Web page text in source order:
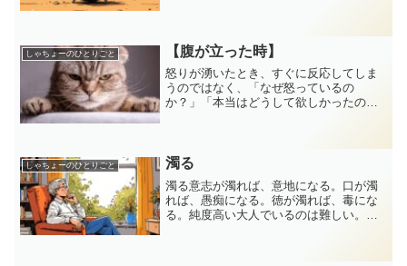
急に見られなくなったら、全身全霊を賭
けて直そうとする。財布を...
しゃちょーのひとりごと 【腹が立った時】
怒りが湧いたとき、すぐに反応してしま
うのではなく、「なぜ怒っているの
か？」「本当はどうして欲しかったの
ための4つのステップを紹介。感情を抑え
自分も相手も傷つけないコミュニケーシ
ョンを目指せます。
しゃちょーのひとりごと 濁る
濁る意志が濁れば、意地になる。口が濁
れば、愚痴になる。徳が濁れば、毒にな
る。純度高い大人でいるのは難しい。実